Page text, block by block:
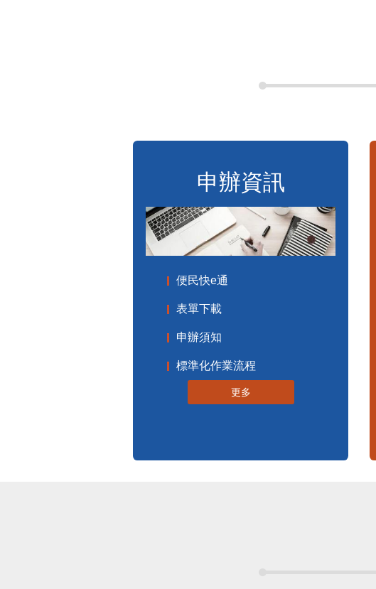
申辦資訊
便民快e通
表單下載
申辦須知
標準化作業流程
更多